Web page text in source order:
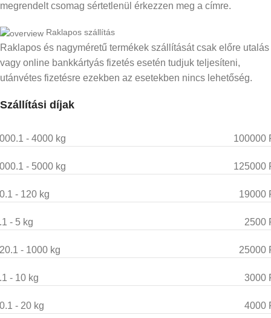
megrendelt csomag sértetlenül érkezzen meg a címre.
Raklapos szállítás
Raklapos és nagyméretű termékek szállítását csak előre utalás
vagy online bankkártyás fizetés esetén tudjuk teljesíteni,
utánvétes fizetésre ezekben az esetekben nincs lehetőség.
Szállítási díjak
- 4000 kg 100000
- 5000 kg 125000
- 120 kg 19000
- 5 kg 2500
- 1000 kg 25000
- 10 kg 3000
- 20 kg 4000